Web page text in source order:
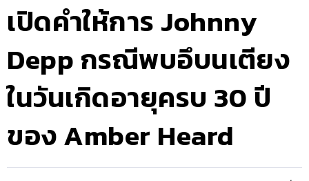
เปิดคำให้การ Johnny
Depp กรณีพบอึบนเตียง
ในวันเกิดอายุครบ 30 ปี
ของ Amber Heard